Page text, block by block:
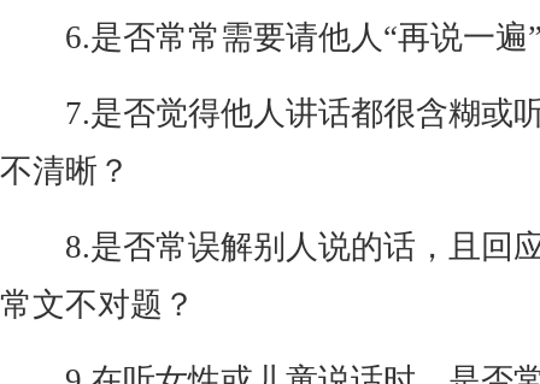
6.是否常常需要请他人“再说一遍
7.是否觉得他人讲话都很含糊或
不清晰？
8.是否常误解别人说的话，且回
常文不对题？